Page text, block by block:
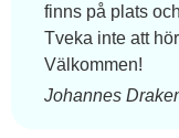
finns på plats
Tveka inte att
Välkommen!
Johannes